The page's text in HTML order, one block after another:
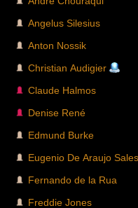
Angelus Silesius
Anton Nossik
Christian Audigier
Claude Halmos
Denise René
Edmund Burke
Eugenio De Araujo Sales
Fernando de la Rua
Freddie Jones